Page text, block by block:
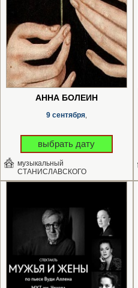
АННА БОЛЕЙН
9 сентября,
выбрать дату
музыкальный
СТАНИСЛАВСКОГО